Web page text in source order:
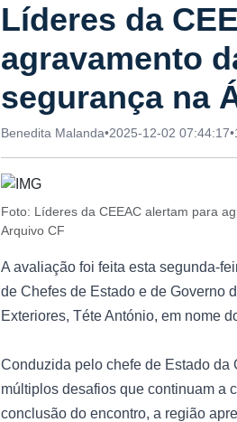
Líderes da
agravamento
segurança na
Benedita Malanda•2025-12-02 07:44:17•
Foto: Líderes da CEEAC alertam para
Arquivo CF
A avaliação foi feita esta segunda-
de Chefes de Estado e de Governo
Exteriores, Téte António, em nome
Conduzida pelo chefe de Estado
múltiplos desafios que continuam a
conclusão do encontro, a região